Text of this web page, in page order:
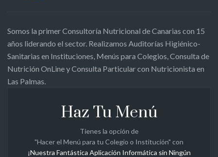
Somos la primer Consultoría Nutricional de Canarias con 15
años liderando el sector. Realizamos Auditorías Higiénico-
Sanitarias en Instituciones, Menús para Colegios, Consulta de
Nutrición OnLine y Consulta Particular con Nutricionista en
Las Palmas.
Haz Tu Menú
Tienes la opción de
"Hacer el Menú para tu Colegio o Institución" con
¡Nuestra Fantástica Aplicación Informática sin Ningún